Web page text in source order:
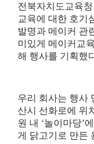
전북자치도교육
교육에 대한 호기
발명과 메이커 관
미있게 메이커교
해 행사를 기획했
우리 회사는 행사
산시 선화로에 위
원 내 ‘놀이마당’
게 닭고기로 만든